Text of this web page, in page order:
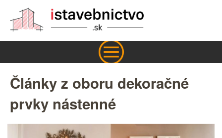
Články z oboru dekoračné
prvky nástenné